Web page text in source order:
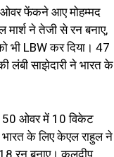
ओवर फेंकने आए मोहम्मद
मार्श ने तेजी से रन बनाए,
भी LBW कर दिया। 47
लंबी साझेदारी ने भारत के
50 ओवर में 10 विकेट
के लिए केएल राहुल ने
रन बनाए। कुलदीप